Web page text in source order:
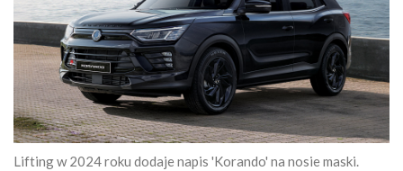
Lifting w 2024 roku dodaje napis 'Korando' na nosie maski.